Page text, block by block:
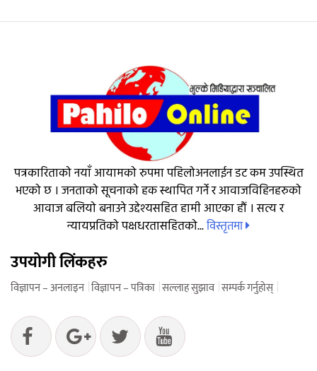
पत्रकारिताको नयाँ आयामको रुपमा पहिलोअनलाईन डट कम उपस्थित
भएको छ । जनताको सूचनाको हक स्थापित गर्ने र आवाजविहिनहरुको
आवाज बलियो बनाउने उद्देश्यसहित हामी आएका हौं । सत्य र
न्यायप्रतिको पक्षधरतासहितको...विस्तृतमा
उपयोगी लिंकहरु
विज्ञापन – अनलाइन विज्ञापन – पत्रिका सल्लाह सुझाव सम्पर्क गर्नुहोस्